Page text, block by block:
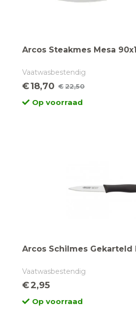
Arcos Steakmes Mesa
Vaatwasbestendig
€22,50
Oorspronkelijke
prijs
€18,70
Huidige
prijsOp voorraad
Arcos Schilmes Gekarteld
Vaatwasbestendig
€2,95
Op voorraad